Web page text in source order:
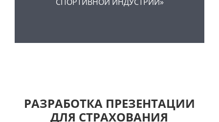
РАЗРАБОТКА ПРЕЗЕНТАЦИИ
ДЛЯ СТРАХОВАНИЯ